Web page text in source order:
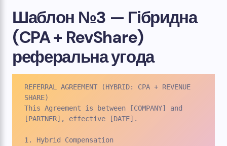
Шаблон №3 — Гібридна
(CPA + RevShare)
реферальна угода
REFERRAL AGREEMENT (HYBRID: CPA + REVENUE
SHARE)
This Agreement is between [COMPANY] and
[PARTNER], effective [DATE].
1. Hybrid Compensation